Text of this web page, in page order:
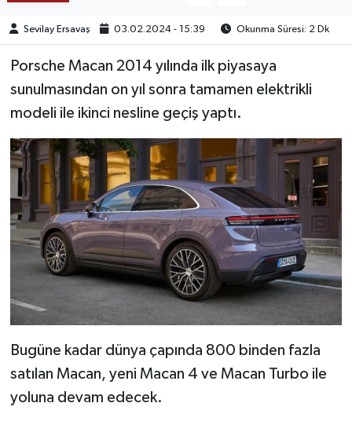
Sevilay Ersavaş 03.02.2024 - 15:39 Okunma Süresi: 2 Dk
Porsche Macan 2014 yılında ilk piyasaya
sunulmasından on yıl sonra tamamen elektrikli
modeli ile ikinci nesline geçiş yaptı.
Bugüne kadar dünya çapında 800 binden fazla
satılan Macan, yeni Macan 4 ve Macan Turbo ile
yoluna devam edecek.
DÜNYA
TREND
OTOMOTİV
TEKNOLOJİ
YAŞAM
KÜLTÜR SANAT